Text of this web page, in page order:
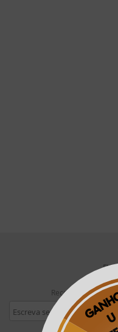
Receba ofertas